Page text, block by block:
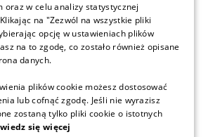
wszelkie prawa
oraz w celu analizy statystycznej
na "Zezwól na wszystkie pliki
opcję w ustawieniach plików
na to zgodę, co zostało również opisane
danych.
plików cookie możesz dostosować
lub cofnąć zgodę. Jeśli nie wyrazisz
zostaną tylko pliki cookie o istotnych
się więcej